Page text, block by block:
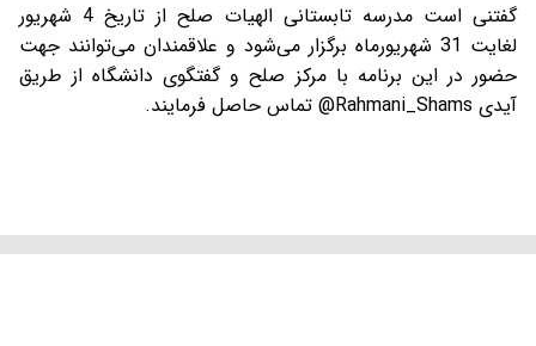
گفتنی است مدرسه تابستانی الهیات صلح از تاریخ 4 شهریور
لغایت 31 شهریورماه برگزار می‌شود و علاقمندان می‌توانند جهت
حضور در این برنامه با مرکز صلح و گفتگوی دانشگاه از طریق
آیدی Rahmani_Shams@ تماس حاصل فرمایند.